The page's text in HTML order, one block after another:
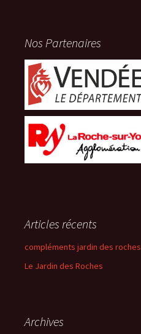
Nos Partenaires
Articles récents
compléments jardin des roches
Le Jardin des Roches
Archives